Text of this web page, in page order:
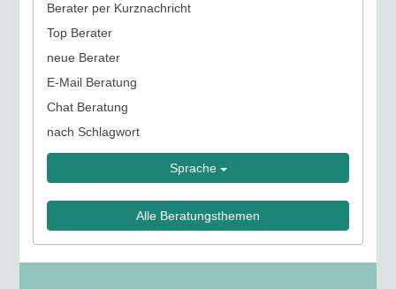
Berater per Kurznachricht
Top Berater
neue Berater
E-Mail Beratung
Chat Beratung
nach Schlagwort
Sprache
Alle Beratungsthemen